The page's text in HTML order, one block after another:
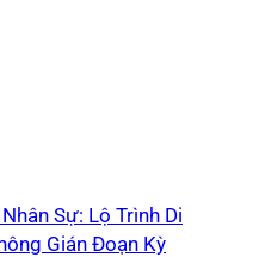
Sự: Lộ Trình Di
Gián Đoạn Kỳ